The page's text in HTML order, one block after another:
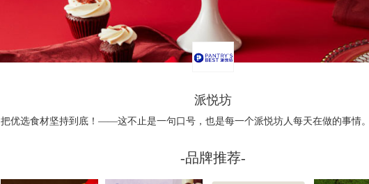
派悦坊
把优选食材坚持到底！——这不止是一句口号，也是每一个派悦坊人每天在做的事情
-品牌推荐-